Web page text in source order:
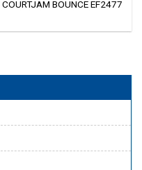
COURTJAM BOUNCE EF2477